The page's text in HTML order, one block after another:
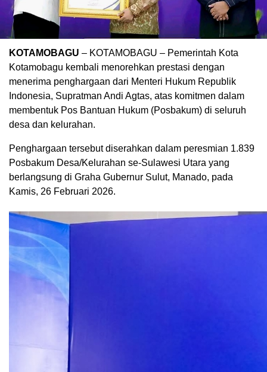
KOTAMOBAGU – KOTAMOBAGU – Pemerintah Kota
Kotamobagu kembali menorehkan prestasi dengan
menerima penghargaan dari Menteri Hukum Republik
Indonesia, Supratman Andi Agtas, atas komitmen dalam
membentuk Pos Bantuan Hukum (Posbakum) di seluruh
desa dan kelurahan.
Penghargaan tersebut diserahkan dalam peresmian 1.839
Posbakum Desa/Kelurahan se-Sulawesi Utara yang
berlangsung di Graha Gubernur Sulut, Manado, pada
Kamis, 26 Februari 2026.